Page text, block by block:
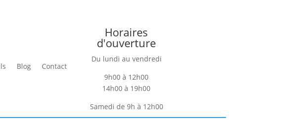
Blog Contact
Horaires
d'ouverture
Du lundi au vendredi
9h00 à 12h00
14h00 à 19h00
Samedi de 9h à 12h00